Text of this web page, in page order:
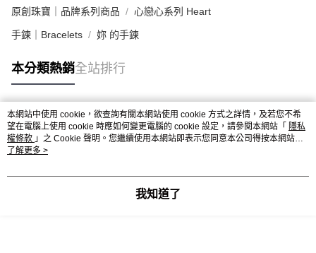
原創珠寶｜品牌系列商品 心戀心系列 Heart
手鍊｜Bracelets 妳 的手鍊
本分類熱銷全站排行
熱門標籤
本網站中使用 cookie，欲查詢有關本網站使用 cookie 方式之詳情，及若您不希
望在電腦上使用 cookie 時應如何變更電腦的 cookie 設定，請參閱本網站「 隱私
權條款 」之 Cookie 聲明。您繼續使用本網站即表示您同意本公司得按本網站使
用條款之 Cookie 聲明使用 cookie。
了解更多 >
我知道了